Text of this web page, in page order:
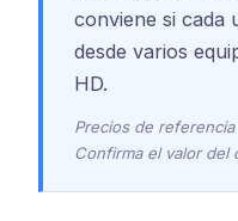
conviene si cada
desde varios
HD.
Precios de
Confirma el valor del